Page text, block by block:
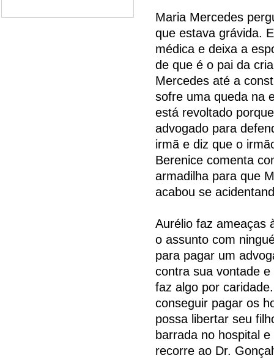
Maria Mercedes
que estava grávida.
médica e deixa a
de que é o pai da
Mercedes até a
sofre uma queda na
está revoltado
advogado para
irmã e diz que o
Berenice comenta
armadilha para que
acabou se
Aurélio faz ameaças
o assunto com
para pagar um
contra sua vontade
faz algo por
conseguir pagar os
possa libertar seu
barrada no hospital
recorre ao Dr.